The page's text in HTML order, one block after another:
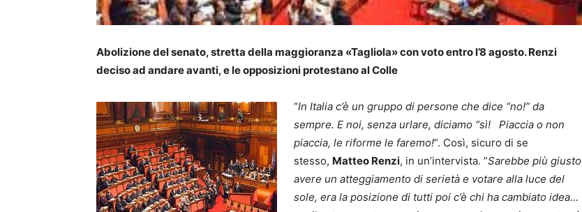
Abolizione del senato, stretta della maggioranza «Tagliola» con voto entro l’8 agosto. Renzi
deciso ad andare avanti, e le opposizioni protestano al Colle
“In Italia c’è un gruppo di persone che dice “no!” da
sempre. E noi, senza urlare, diciamo “sì! Piaccia o non
piaccia, le riforme le faremo!”. Così, sicuro di se
stesso, Matteo Renzi, in un’intervista. ”Sarebbe più giusto
avere un atteggiamento di serietà e votare alla luce del
sole, era la posizione di tutti poi c’è chi ha cambiato idea…